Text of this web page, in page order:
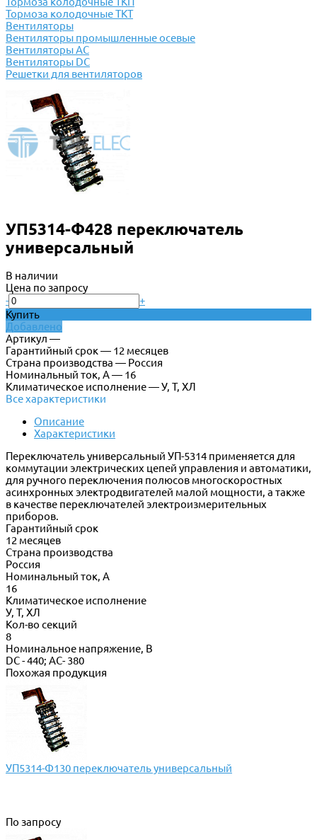
Тормоза колодочные ТКТ
Вентиляторы
Вентиляторы промышленные осевые
Вентиляторы АС
Вентиляторы DC
Решетки для вентиляторов
УП5314-Ф428 переключатель
универсальный
В наличии
Цена по запросу
-
+
Купить
Добавлено
Артикул —
Гарантийный срок — 12 месяцев
Страна производства — Россия
Номинальный ток, А — 16
Климатическое исполнение — У, Т, ХЛ
Все характеристики
Описание
Характеристики
Переключатель универсальный УП-5314 применяется для
коммутации электрических цепей управления и автоматики,
для ручного переключения полюсов многоскоростных
асинхронных электродвигателей малой мощности, а также
в качестве переключателей электроизмерительных
приборов.
Гарантийный срок
12 месяцев
Страна производства
Россия
Номинальный ток, А
16
Климатическое исполнение
У, Т, ХЛ
Кол-во секций
8
Номинальное напряжение, В
DC - 440; AC- 380
Похожая продукция
УП5314-Ф130 переключатель универсальный
По запросу